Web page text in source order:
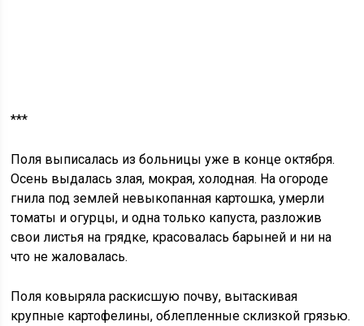
***
Поля выписалась из больницы уже в конце октября.
Осень выдалась злая, мокрая, холодная. На огороде
гнила под землей невыкопанная картошка, умерли
томаты и огурцы, и одна только капуста, разложив
свои листья на грядке, красовалась барыней и ни на
что не жаловалась.
Поля ковыряла раскисшую почву, вытаскивая
крупные картофелины, облепленные склизкой грязью.